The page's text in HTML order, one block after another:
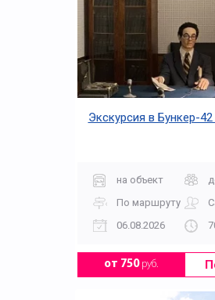
Экскурсия в Бункер-
на объект
По маршруту
06.08.2026
от 750руб.